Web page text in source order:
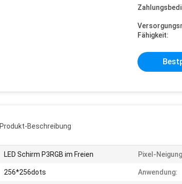
Fähigkeit:
Produkt-Beschreibung
LED Schirm P3RGB im Freien Pixel-
256*256dots Anwendung: